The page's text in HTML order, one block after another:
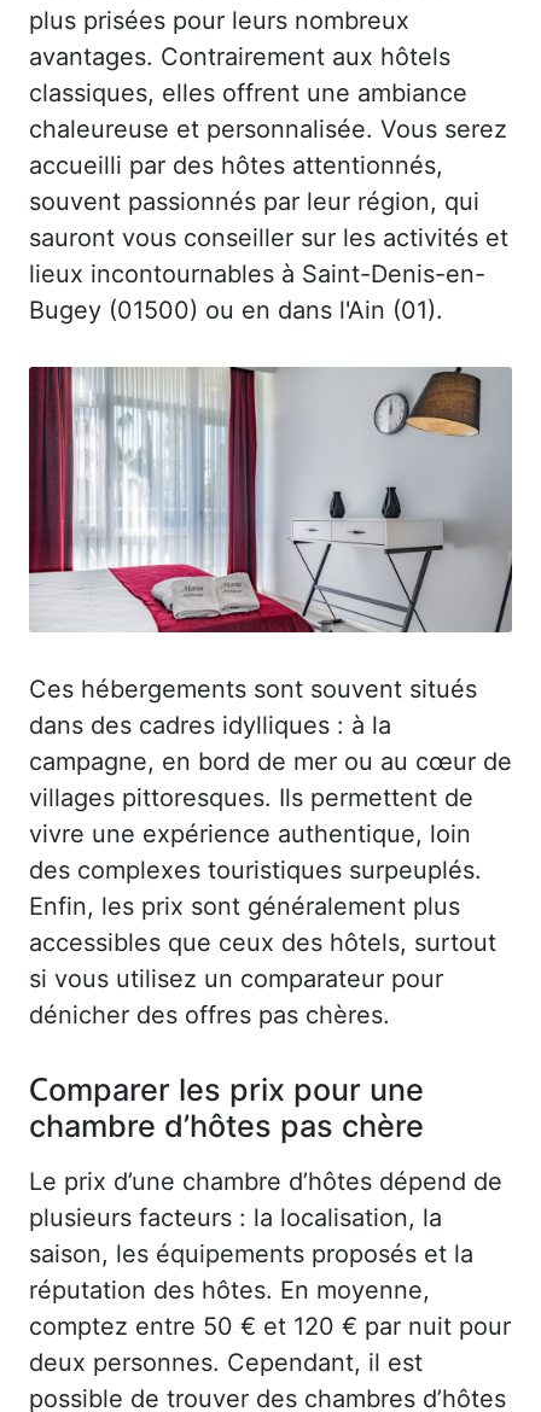
plus prisées pour leurs nombreux
avantages. Contrairement aux hôtels
classiques, elles offrent une ambiance
chaleureuse et personnalisée. Vous serez
accueilli par des hôtes attentionnés,
souvent passionnés par leur région, qui
sauront vous conseiller sur les activités et
lieux incontournables à Saint-Denis-en-
Bugey (01500) ou en dans l'Ain (01).
Ces hébergements sont souvent situés
dans des cadres idylliques : à la
campagne, en bord de mer ou au cœur de
villages pittoresques. Ils permettent de
vivre une expérience authentique, loin
des complexes touristiques surpeuplés.
Enfin, les prix sont généralement plus
accessibles que ceux des hôtels, surtout
si vous utilisez un comparateur pour
dénicher des offres pas chères.
Comparer les prix pour une
chambre d’hôtes pas chère
Le prix d’une chambre d’hôtes dépend de
plusieurs facteurs : la localisation, la
saison, les équipements proposés et la
réputation des hôtes. En moyenne,
comptez entre 50 € et 120 € par nuit pour
deux personnes. Cependant, il est
possible de trouver des chambres d’hôtes